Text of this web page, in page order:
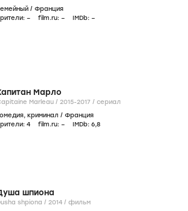
/ Франция
– film.ru: – IMDb: –
Марло
Capitaine Marleau / 2015-2017 / сериал
, криминал / Франция
4 film.ru: – IMDb: 6,8
шпиона
Dusha shpiona / 2014 / фильм